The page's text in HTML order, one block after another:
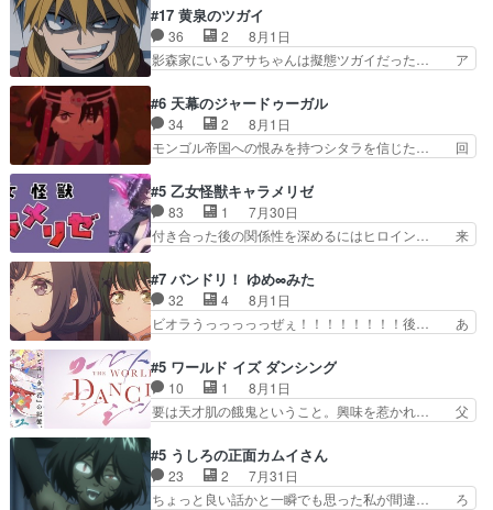
の！？クレアさん探偵すぎ… 突然のポアロクイズ
は草なんよ。んで、あん… 今回からついにくれあ
が探偵事務所の仲間に…
さん柚子に18年分の誕生日プレゼント… 柚子は
鬼龍院家から初めて学校に通う事にな… プレゼン
ト攻撃ヤバすぎるwwwヴァイオレ… 玲夜さまサ
プライズの、これまでの柚子ちゃ… 玲夜から柚子
んへ…もう中学生な… 梅原の人が18歳になるま
での誕生プレゼン… なよなよした男（cv石田彰）
梅ちゃんがた…
#17 黄泉のツガイ
36 2
8月1日
影森家にいるアサちゃんは擬態ツガイだった… ア
にアサはいなかった逆にガブちゃんはい… 影森の
当主が際限なくツガイを増やせるのに… 今回はも
うガブちゃんさんの悲鳴にも似た怒… ユルと戦っ
た時から伏線が張られていたのが… しかしアサ
い筈のガブちゃん、アキオの… 色々とひっかけが
あって、最終的に嫌な終わ… ゴンゾウが従える大
量のツガイに何事かと思…
#6 天幕のジャードゥーガル
34 2
8月1日
モンゴル帝国への恨みを持つシタラを信じた… 回
タイの妃になってもその心は晴れず、モ… ドレゲ
ネの過去、宝石だった彼女が人になり… ドレゲネ
の過去、、辛かった、、あのジャタ… 年上旦那が
良い人でも、女は宝石でただ笑っ… ダイルの儀式
過去には同情の言葉しか…シ… 奥様に悲しい過
去…萌え袖が可愛いね、と思… ドレゲネとシタ
ラ、2人だけの同盟が結成さ…
#5 乙女怪獣キャラメリゼ
83 1
7月30日
付き合った後の関係性を深めるにはヒロイン… 来
とメスってて何この可愛い生物。クラス… 付き合
い始めたら始めたでまた違った悩みが… と一歩ず
つ踏み出す黒絵ちゃん微笑ま新汰の… ツインテー
ルが可愛いお茶目な妹ちゃんです… しかも過去も
らっしゃるからかしらお顔が… 黒絵「怪獣に憧れ
るのはいいけど自分自身が… 素の自分はどちらな
のかはまだ不明だが見せ…
#7 バンドリ！ ゆめ∞みた
32 4
8月1日
ビオラうっっっっっぜぇ！！！！！！！！後… あ
ラが悪魔すぎて気分が悪くなってきたこ… 声優ま
とめました(７話まで)仲町あられ/… ビオラの策略
がバッチリ嵌って最高wwwこ… 自信あれば評価
なんて気にしないし、充実し… ・バーチャルだけ
け？と思ったら歌唱シーン… の、らいぶシーン
＿!!­­--­­--­… それだけでええやん！！しかし、ビオラ
が仕…
#5 ワールド イズ ダンシング
10 1
8月1日
要は天才肌の餓鬼ということ。興味を惹かれ… 父
の鬼夜叉と田楽の増次郎。小さないざこ… 着眼点
は良くとも、先鋭的すぎるのか。芸能… 鬼夜叉は
石也と共に観世座をあとにし、三条… 観世座を離
#5 うしろの正面カムイさん
23 2
7月31日
ちょっと良い話かと一瞬でも思った私が間違… ろ